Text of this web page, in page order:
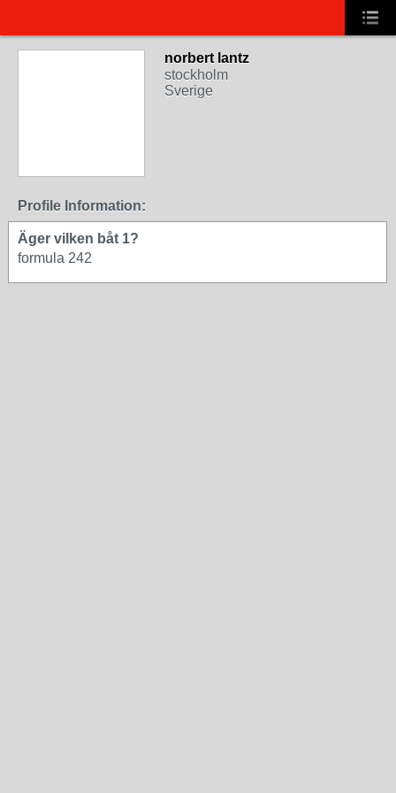
norbert lantz
stockholm
Sverige
Profile Information:
Äger vilken båt 1?
formula 242